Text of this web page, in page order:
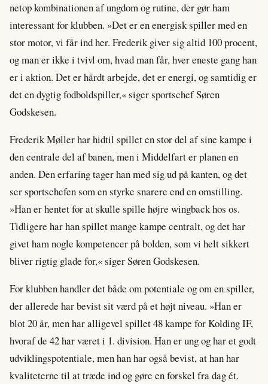
netop kombinationen af ungdom og rutine, der gør ham
interessant for klubben. »Det er en energisk spiller med en
stor motor, vi får ind her. Frederik giver sig altid 100 procent,
og man er ikke i tvivl om, hvad man får, hver eneste gang han
er i aktion. Det er hårdt arbejde, det er energi, og samtidig er
det en dygtig fodboldspiller,« siger sportschef Søren
Godskesen.
Frederik Møller har hidtil spillet en stor del af sine kampe i
den centrale del af banen, men i Middelfart er planen en
anden. Den erfaring tager han med sig ud på kanten, og det
ser sportschefen som en styrke snarere end en omstilling.
»Han er hentet for at skulle spille højre wingback hos os.
Tidligere har han spillet mange kampe centralt, og det har
givet ham nogle kompetencer på bolden, som vi helt sikkert
bliver rigtig glade for,« siger Søren Godskesen.
For klubben handler det både om potentiale og om en spiller,
der allerede har bevist sit værd på et højt niveau. »Han er
blot 20 år, men har alligevel spillet 48 kampe for Kolding IF,
hvoraf de 42 har været i 1. division. Han er ung og har et godt
udviklingspotentiale, men han har også bevist, at han har
kvaliteterne til at træde ind og gøre en forskel fra dag ét.